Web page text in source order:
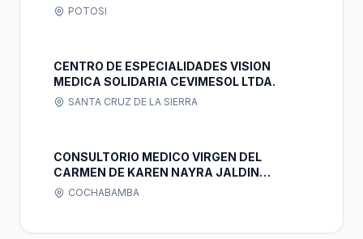
POTOSI
CENTRO DE ESPECIALIDADES VISION
MEDICA SOLIDARIA CEVIMESOL LTDA.
SANTA CRUZ DE LA SIERRA
CONSULTORIO MEDICO VIRGEN DEL
CARMEN DE KAREN NAYRA JALDIN
BUTRON
COCHABAMBA